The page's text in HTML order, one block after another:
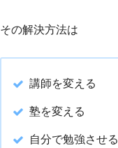
その解決方法は
講師を変える
塾を変える
自分で勉強させる